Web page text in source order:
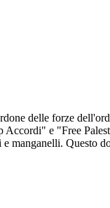
delle forze
Accordi" e "Free
manganelli. Questo